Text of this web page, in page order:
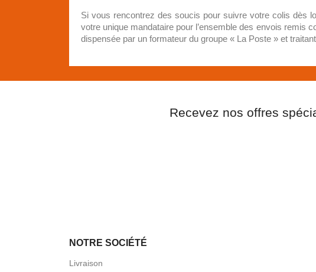
Si vous rencontrez des soucis pour suivre votre colis dès
votre unique mandataire pour l’ensemble des envois remis
dispensée par un formateur du groupe « La Poste » et
Recevez nos offres
NOTRE SOCIÉTÉ
Livraison